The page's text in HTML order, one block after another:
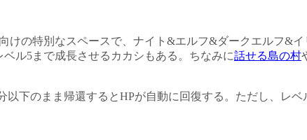
の特別なスペースで、ナイト&エルフ&ダークエルフ&
ル5まで成長させるカカシもある。ちなみに話せる島の村
下のまま帰還するとHPが自動に回復する。ただし、レベ